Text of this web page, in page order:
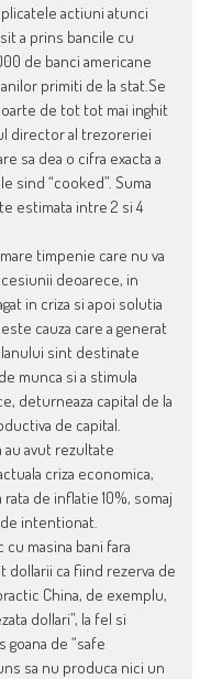
actiuni atunci
a prins bancile cu
de banci americane
primiti de la stat.Se
de tot tot mai inghit
director al trezoreriei
sa dea o cifra exacta a
sind “cooked”. Suma
estimata intre 2 si 4
timpenie care nu va
deoarece, in
in criza si apoi solutia
cauza care a generat
sint destinate
munca si a stimula
deturneaza capital de la
de capital.
avut rezultate
criza economica,
de inflatie 10%, somaj
intentionat.
masina bani fara
dollarii ca fiind rezerva de
China, de exemplu,
dollari”, la fel si
de “safe
sa nu produca nici un